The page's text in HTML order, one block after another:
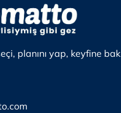
planını yap, keyfine bak